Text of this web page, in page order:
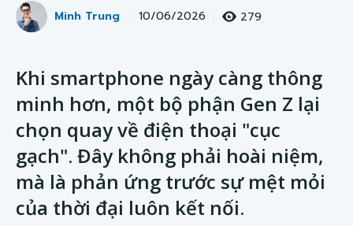
Minh Trung 10/06/2026 279
Khi smartphone ngày càng thông
minh hơn, một bộ phận Gen Z lại
chọn quay về điện thoại "cục
gạch". Đây không phải hoài niệm,
mà là phản ứng trước sự mệt mỏi
của thời đại luôn kết nối.